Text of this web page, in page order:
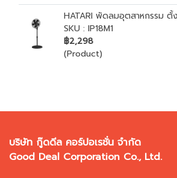
HATARI พัดลมอุตสาหกรรม ตั้
SKU : IP18M1
฿2,298
(Product)
บริษัท กู๊ดดีล คอร์ปอเรชั่น จำกัด
Good Deal Corporation Co., Ltd.